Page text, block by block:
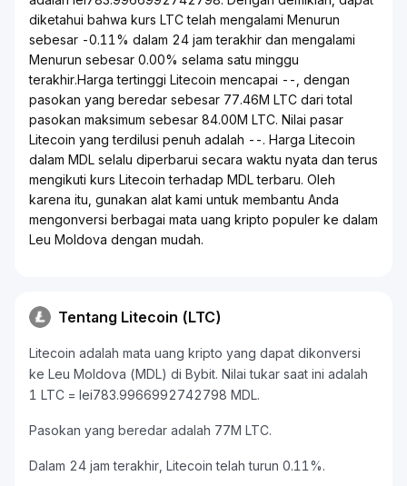
diketahui bahwa kurs LTC telah mengalami Menurun
sebesar -0.11% dalam 24 jam terakhir dan mengalami
Menurun sebesar 0.00% selama satu minggu
terakhir.Harga tertinggi Litecoin mencapai --, dengan
pasokan yang beredar sebesar 77.46M LTC dari total
pasokan maksimum sebesar 84.00M LTC. Nilai pasar
Litecoin yang terdilusi penuh adalah --. Harga Litecoin
dalam MDL selalu diperbarui secara waktu nyata dan terus
mengikuti kurs Litecoin terhadap MDL terbaru. Oleh
karena itu, gunakan alat kami untuk membantu Anda
mengonversi berbagai mata uang kripto populer ke dalam
Leu Moldova dengan mudah.
Tentang Litecoin (LTC)
Litecoin adalah mata uang kripto yang dapat dikonversi
ke Leu Moldova (MDL) di Bybit. Nilai tukar saat ini adalah
1 LTC = lei783.9966992742798 MDL.
Pasokan yang beredar adalah 77M LTC.
Dalam 24 jam terakhir, Litecoin telah turun 0.11%.